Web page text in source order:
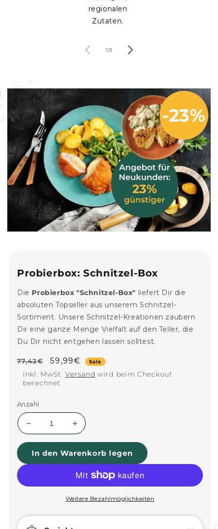
regionalen
Zutaten.
1/von
3
-23%
Probierbox: Schnitzel-Box
Die Probierbox "Schnitzel-Box" liefert Dir die
absoluten Topseller aus unserem Schnitzel-
Sortiment. Unsere Schnitzel-Kreationen zaubern
Dir eine ganze Menge Vielfalt auf den Teller, die
Du Dir nicht entgehen lassen solltest.
Normaler
Preis
77,42€ Verkaufspreis
59,99€ Sale
inkl. MwSt.Versand wird beim Checkout
berechnet
Anzahl
Verringere
Menge
für
Box
Erhöhe
Menge
für
Probierbox:
Schnitzel-
Box
In den Warenkorb legen
Weitere Bezahlmöglichkeiten